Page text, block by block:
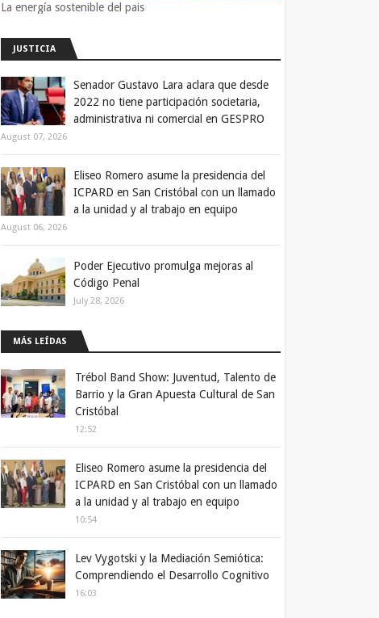
La energía sostenible del pais
JUSTICIA
Senador Gustavo Lara aclara que desde
2022 no tiene participación societaria,
administrativa ni comercial en GESPRO
August 07, 2026
Eliseo Romero asume la presidencia del
ICPARD en San Cristóbal con un llamado
a la unidad y al trabajo en equipo
August 06, 2026
Poder Ejecutivo promulga mejoras al
Código Penal
July 28, 2026
MÁS LEÍDAS
Trébol Band Show: Juventud, Talento de
Barrio y la Gran Apuesta Cultural de San
Cristóbal
12:52
Eliseo Romero asume la presidencia del
ICPARD en San Cristóbal con un llamado
a la unidad y al trabajo en equipo
10:54
Lev Vygotski y la Mediación Semiótica:
Comprendiendo el Desarrollo Cognitivo
16:03